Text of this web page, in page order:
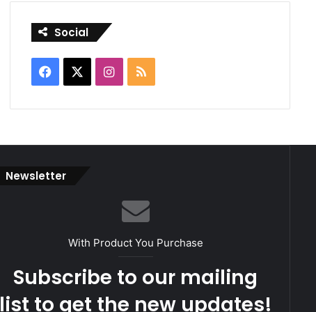
Social
Facebook Instagram
RSS
Newsletter
With Product You Purchase
Subscribe to our mailing
list to get the new updates!